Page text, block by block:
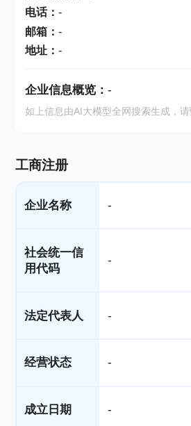
电话： -
邮箱： -
地址： -
企业信息概览： -
如上信息由AI大模型全网搜索生成，
工商注册
企业名称 -
社会统一信
用代码
-
法定代表人 -
经营状态 -
成立日期 -